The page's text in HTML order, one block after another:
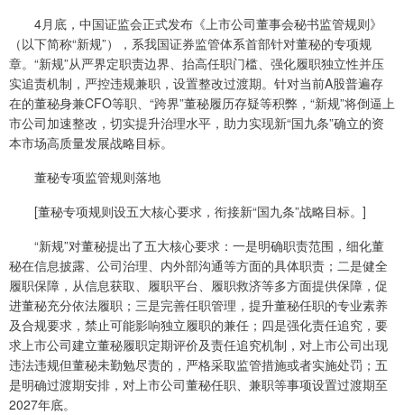
4月底，中国证监会正式发布《上市公司董事会秘书监管规则》
（以下简称“新规”），系我国证券监管体系首部针对董秘的专项规
章。“新规”从严界定职责边界、抬高任职门槛、强化履职独立性并压
实追责机制，严控违规兼职，设置整改过渡期。针对当前A股普遍存
在的董秘身兼CFO等职、“跨界”董秘履历存疑等积弊，“新规”将倒逼上
市公司加速整改，切实提升治理水平，助力实现新“国九条”确立的资
本市场高质量发展战略目标。
董秘专项监管规则落地
[董秘专项规则设五大核心要求，衔接新“国九条”战略目标。]
“新规”对董秘提出了五大核心要求：一是明确职责范围，细化董
秘在信息披露、公司治理、内外部沟通等方面的具体职责；二是健全
履职保障，从信息获取、履职平台、履职救济等多方面提供保障，促
进董秘充分依法履职；三是完善任职管理，提升董秘任职的专业素养
及合规要求，禁止可能影响独立履职的兼任；四是强化责任追究，要
求上市公司建立董秘履职定期评价及责任追究机制，对上市公司出现
违法违规但董秘未勤勉尽责的，严格采取监管措施或者实施处罚；五
是明确过渡期安排，对上市公司董秘任职、兼职等事项设置过渡期至
2027年底。